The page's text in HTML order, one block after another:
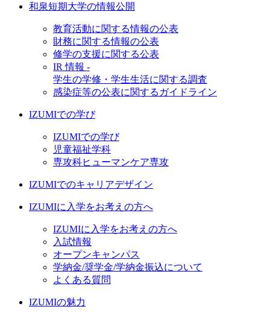
和泉短期大学の情報公開
教育活動に関する情報の公表
財務に関する情報の公表
修学の支援に関する公表
IR 情報 -
学生の学修・学生生活に関する調査
感染症等の公表に関するガイドライン
IZUMIでの学び
IZUMIでの学び
児童福祉学科
専攻科ヒューマンケア専攻
IZUMIでのキャリアデザイン
IZUMIに入学をお考えの方へ
IZUMIに入学をお考えの方へ
入試情報
オープンキャンパス
学納金/奨学金/学納金振込について
よくある質問
IZUMIの魅力